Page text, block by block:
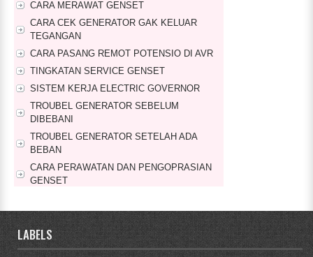
CARA MERAWAT GENSET
CARA CEK GENERATOR GAK KELUAR
TEGANGAN
CARA PASANG REMOT POTENSIO DI AVR
TINGKATAN SERVICE GENSET
SISTEM KERJA ELECTRIC GOVERNOR
TROUBEL GENERATOR SEBELUM
DIBEBANI
TROUBEL GENERATOR SETELAH ADA
BEBAN
CARA PERAWATAN DAN PENGOPRASIAN
GENSET
MINGGU
LABELS